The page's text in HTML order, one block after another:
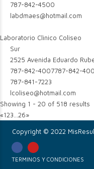
787-842-4500
labdmaes@hotmail.com
Laboratorio Clinico Coliseo
Sur
2525 Avenida Eduardo
787-842-4007787-842-
787-841-7223
lcoliseo@hotmail.com
Showing 1 - 20 of 518 results
«123 26»
Copyright © 2022
TERMINOS Y CONDICIONES